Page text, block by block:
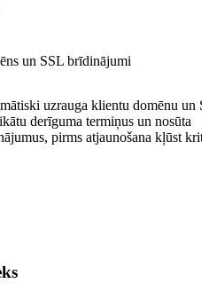
un SSL brīdinājumi
uzrauga klientu domēnu un
derīguma termiņus un nosūta
pirms atjaunošana kļūst